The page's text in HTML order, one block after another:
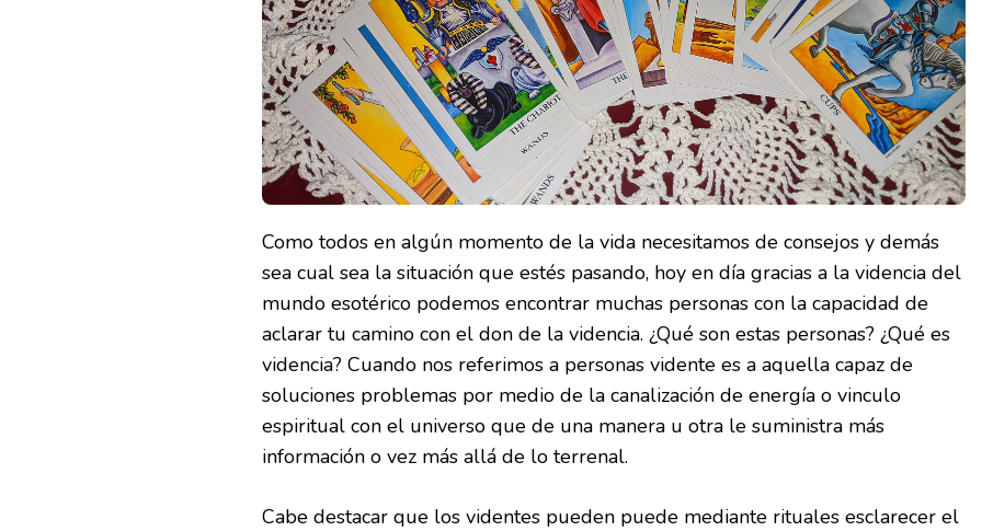
Como todos en algún momento de la vida necesitamos de consejos y demás
sea cual sea la situación que estés pasando, hoy en día gracias a la videncia del
mundo esotérico podemos encontrar muchas personas con la capacidad de
aclarar tu camino con el don de la videncia. ¿Qué son estas personas? ¿Qué es
videncia? Cuando nos referimos a personas vidente es a aquella capaz de
soluciones problemas por medio de la canalización de energía o vinculo
espiritual con el universo que de una manera u otra le suministra más
información o vez más allá de lo terrenal.
Cabe destacar que los videntes pueden puede mediante rituales esclarecer el